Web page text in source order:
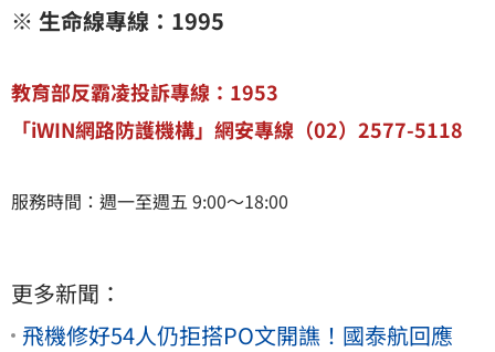
※ 生命線專線：1995
教育部反霸凌投訴專線：1953
「iWIN網路防護機構」網安專線（02）2577-5118
服務時間：週一至週五 9:00～18:00
更多新聞：
飛機修好54人仍拒搭PO文開譙！國泰航回應